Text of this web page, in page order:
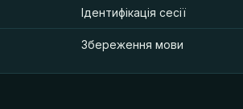
Ідентифікація сесії
Збереження мови